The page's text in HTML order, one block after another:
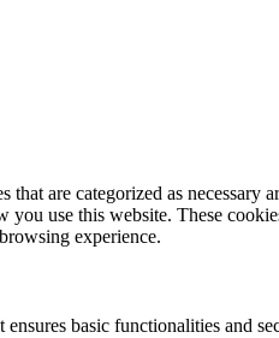
are categorized as necessary
you use this website. These
experience.
basic functionalities and